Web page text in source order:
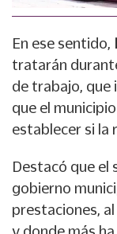
En ese sentido,
tratarán
de trabajo, que
que el
establecer si la
Destacó que el
gobierno
prestaciones,